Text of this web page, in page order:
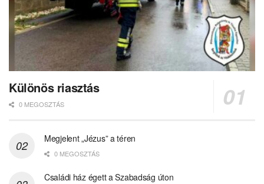
Különös riasztás
0 MEGOSZTÁS
Megjelent „Jézus” a téren
0 MEGOSZTÁS
Családi ház égett a Szabadság úton